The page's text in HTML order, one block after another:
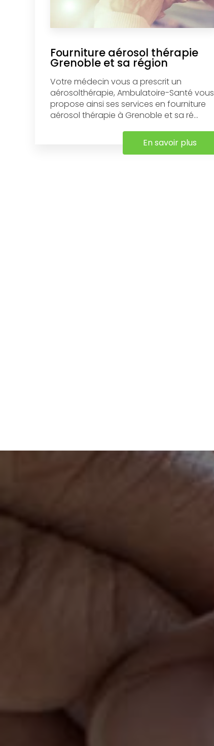
Fourniture aérosol thérapie
Grenoble et sa région
Votre médecin vous a prescrit un
aérosolthérapie, Ambulatoire-Santé vous
propose ainsi ses services en fourniture
aérosol thérapie à Grenoble et sa ré...
En savoir plus